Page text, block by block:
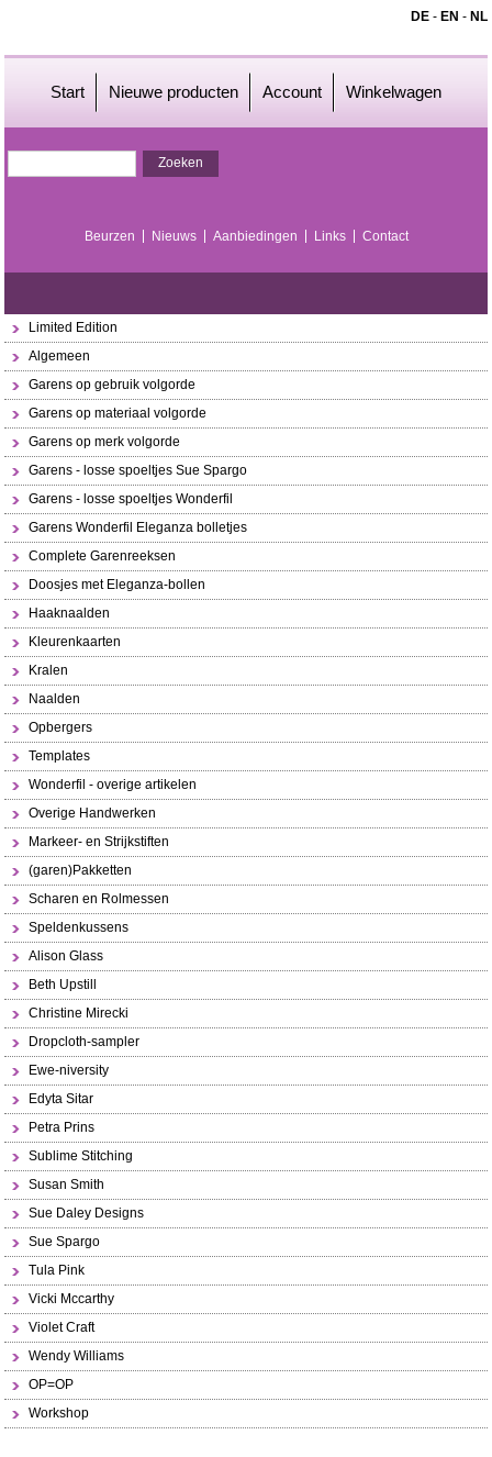
DE- EN - NL
Start Nieuwe producten Account Winkelwagen
Beurzen Nieuws Aanbiedingen Links Contact
Limited Edition
Algemeen
Garens op gebruik volgorde
Garens op materiaal volgorde
Garens op merk volgorde
Garens - losse spoeltjes Sue Spargo
Garens - losse spoeltjes Wonderfil
Garens Wonderfil Eleganza bolletjes
Complete Garenreeksen
Doosjes met Eleganza-bollen
Haaknaalden
Kleurenkaarten
Kralen
Naalden
Opbergers
Templates
Wonderfil - overige artikelen
Overige Handwerken
Markeer- en Strijkstiften
(garen)Pakketten
Scharen en Rolmessen
Speldenkussens
Alison Glass
Beth Upstill
Christine Mirecki
Dropcloth-sampler
Ewe-niversity
Edyta Sitar
Petra Prins
Sublime Stitching
Susan Smith
Sue Daley Designs
Sue Spargo
Tula Pink
Vicki Mccarthy
Violet Craft
Wendy Williams
OP=OP
Workshop